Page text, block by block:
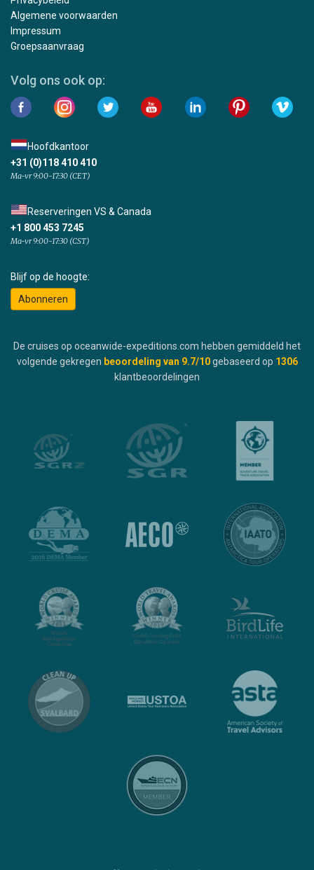
Algemene voorwaarden
Impressum
Groepsaanvraag
Volg ons ook op:
Hoofdkantoor
+31 (0)118 410 410
Ma-vr 9:00-17:30 (CET)
Reserveringen VS & Canada
+1 800 453 7245
Ma-vr 9:00-17:30 (CST)
Blijf op de hoogte:
Abonneren
De cruises op oceanwide-expeditions.com hebben gemiddeld het
volgende gekregen beoordeling van 9.7/10 gebaseerd op 1306
klantbeoordelingen